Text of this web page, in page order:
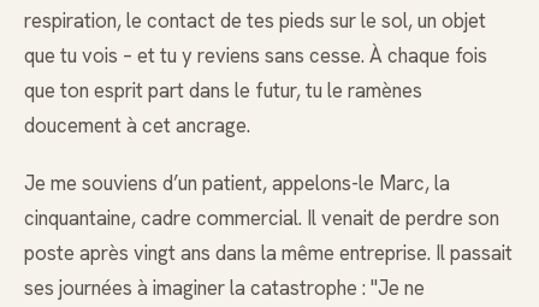
respiration, le contact de tes pieds sur le sol, un objet
que tu vois – et tu y reviens sans cesse. À chaque fois
que ton esprit part dans le futur, tu le ramènes
doucement à cet ancrage.
Je me souviens d’un patient, appelons-le Marc, la
cinquantaine, cadre commercial. Il venait de perdre son
poste après vingt ans dans la même entreprise. Il passait
ses journées à imaginer la catastrophe : "Je ne